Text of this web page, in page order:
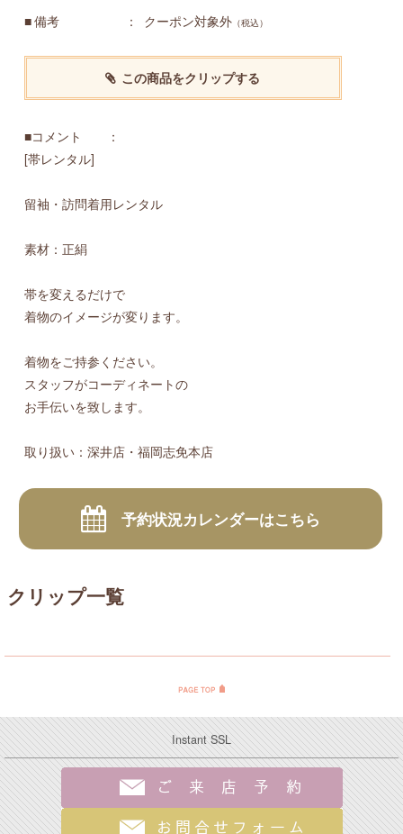
備考 クーポン対象外 （税込）
この商品をクリップする
■コメント ：
[帯レンタル]
留袖・訪問着用レンタル
素材：正絹
帯を変えるだけで
着物のイメージが変ります。
着物をご持参ください。
スタッフがコーディネートの
お手伝いを致します。
取り扱い：深井店・福岡志免本店
予約状況カレンダーはこちら
クリップ一覧
Instant SSL